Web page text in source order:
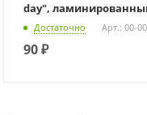
day",
Достаточно Арт.: 00-
90₽